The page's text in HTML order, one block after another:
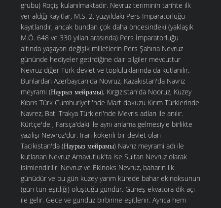
grubu) Roçiş kulanılmaktadır. Nevruz teriminin tarihte ilk
yer aldığı kayıtlar, M.S. 2. yüzyıldaki Pers İmparatorluğu
kayıtlarıdır, ancak bundan çok daha öncesindeki (yaklaşık
M.Ö. 648 ve 330 yılları arasında) Pers İmparatorluğu
altında yaşayan değişik milletlerin Pers Şahına Nevruz
gününde hediyeler getirdiğine dair bilgiler mevcuttur
Nevruz diğer Türk devlet ve topluluklarında da kutlanılır.
Bunlardan Azerbaycan'da Novruz, Kazakistan'da Navrız
meyrami (Наурыз мейрамы), Kırgızistan'da Nooruz, Kuzey
Kıbrıs Türk Cumhuriyeti'nde Mart dokuzu Kırım Türklerinde
Navrez, Batı Trakya Türkleri'nde Mevris adları ile anılır.
Kürtçe'de , Farsça'daki ile aynı anlama gelmesiyle birlikte
yazılışı Newroz'dur. İran kökenli bir devlet olan
Tacikistan'da (Наурыз мейрамы) Navrız meyrami adı ile
kutlanan Nevruz Arnavutluk'ta ise Sultan Nevruz olarak
isimlendirilir. Nevruz ve Ekinoks Nevruz, baharın ilk
günüdür ve bu gün kuzey yarım kürede bahar ekinoksunun
(gün tün eşitliği) oluştuğu gündür. Güneş ekvatora dik açı
ile gelir. Gece ve gündüz birbirine eşitlenir. Ayrıca hem